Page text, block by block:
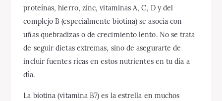
proteínas, hierro, zinc, vitaminas A, C, D y del
complejo B (especialmente biotina) se asocia con
uñas quebradizas o de crecimiento lento. No se trata
de seguir dietas extremas, sino de asegurarte de
incluir fuentes ricas en estos nutrientes en tu día a
día.
La biotina (vitamina B7) es la estrella en muchos